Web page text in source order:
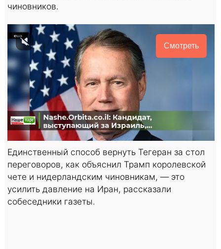
чиновников.
Смотреть
Единственный способ вернуть Тегеран за стол
переговоров, как объяснил Трамп королевской
чете и нидерландским чиновникам, — это
усилить давление на Иран, рассказали
собеседники газеты.